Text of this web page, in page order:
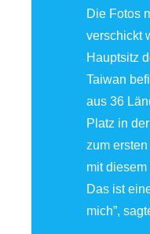
Die Fotos
verschickt
Hauptsitz
Taiwan
aus 36
Platz in
zum
mit
Das ist
mich”,